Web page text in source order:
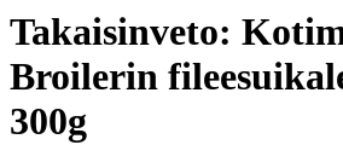
Takaisinveto:
Broilerin
300g